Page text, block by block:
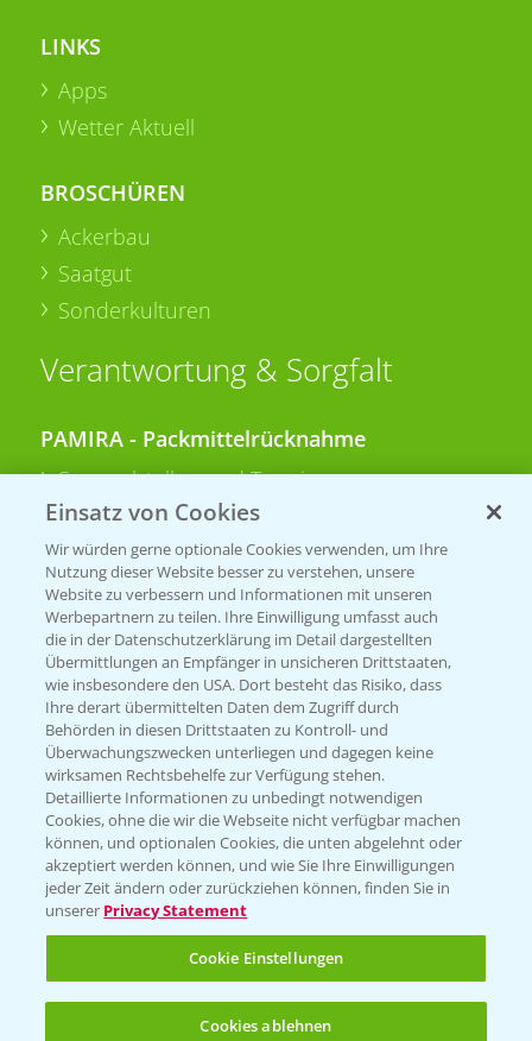
LINKS
Apps
Wetter Aktuell
BROSCHÜREN
Ackerbau
Saatgut
Sonderkulturen
Verantwortung & Sorgfalt
PAMIRA - Packmittelrücknahme
Sammelstellen und Termine
PRE - Chemikalien sicher entsorgen
Sammelstellen und Termine
Kontakt & Notfall
Beratung auf WhatsApp
T.+49 (0)174 346 564 1
KONTAKT
Hilfe in Notfällen
T.+49 (0)214/30-20220
Einsatz von Cookies
Wir würden gerne optionale Cookies verwenden, um Ihre
Nutzung dieser Website besser zu verstehen, unsere
Website zu verbessern und Informationen mit unseren
Werbepartnern zu teilen. Ihre Einwilligung umfasst auch
die in der Datenschutzerklärung im Detail dargestellten
Übermittlungen an Empfänger in unsicheren Drittstaaten,
wie insbesondere den USA. Dort besteht das Risiko, dass
Ihre derart übermittelten Daten dem Zugriff durch
Behörden in diesen Drittstaaten zu Kontroll- und
Überwachungszwecken unterliegen und dagegen keine
wirksamen Rechtsbehelfe zur Verfügung stehen.
Detaillierte Informationen zu unbedingt notwendigen
Cookies, ohne die wir die Webseite nicht verfügbar machen
können, und optionalen Cookies, die unten abgelehnt oder
akzeptiert werden können, und wie Sie Ihre Einwilligungen
jeder Zeit ändern oder zurückziehen können, finden Sie in
unserer Privacy Statement
Cookie Einstellungen
Cookies ablehnen